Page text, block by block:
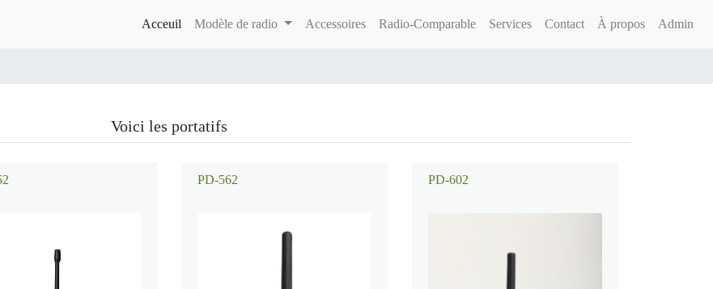
Acceuil (current)
Modèle de radio Accessoires Radio-Comparable Services Contact À propos Admin
Voici les portatifs
PD-562 PD-602